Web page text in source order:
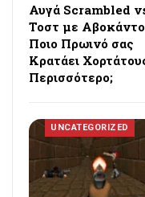
Αυγά Scrambled
Τοστ με
Ποιο Πρωινό σας
Κρατάει
Περισσότερο;
UNCATEGORIZED